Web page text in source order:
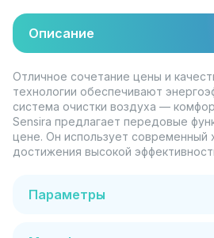
Описание
Отличное сочетание цены и
технологии обеспечивают
система очистки воздуха —
Sensira предлагает передовые
цене. Он использует современный
достижения высокой
Параметры